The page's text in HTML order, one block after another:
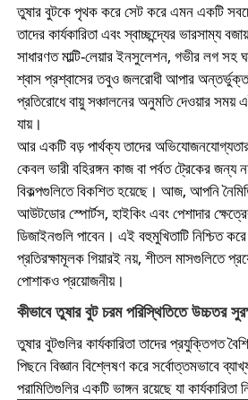
তুষার বুটকে পৃথক করে সেট করে এমন একটি
তাদের কার্যকারিতা এবং স্বাচ্ছন্দ্যের ভারসাম্য
সাধারণত মাল্টি-লেয়ার ইনসুলেশন, গভীর লগ
শ্বাস প্রশ্বাসের তবুও জলরোধী আপার
প্রতিরোধে বায়ু সঞ্চালনের অনুমতি দেওয়ার সময়
যায়।
আর একটি বড় পার্থক্য তাদের
কেবল ভারী বহিরঙ্গন কাজ বা পর্বত ট্রেকের
বিকল্পগুলিতে বিকশিত হয়েছে। আজ, আপনি
আউটডোর স্পোর্টস, হাইকিং এবং পেশাদার
ডিজাইনগুলি পাবেন। এই বহুমুখিতাটি নিশ্চিত
প্রতিরক্ষামূলক গিয়ারই নয়, শীতল মাসগুলিতে
পোশাকও প্রয়োজনীয়।
কীভাবে তুষার বুট চরম পরিস্থিতিতে উচ্চতর
তুষার বুটগুলির কার্যকারিতা তাদের প্রযুক্তিগত
পিছনে বিজ্ঞান বিশ্লেষণ করে সর্বোত্তমভাবে
পরামিতিগুলির একটি ভাঙ্গন রয়েছে যা কার্যকারিতা